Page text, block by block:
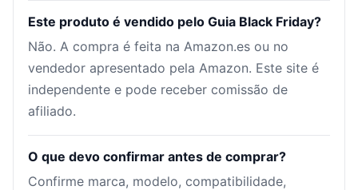
Este produto é vendido pelo Guia Black Friday?
Não. A compra é feita na Amazon.es ou no
vendedor apresentado pela Amazon. Este site é
independente e pode receber comissão de
afiliado.
O que devo confirmar antes de comprar?
Confirme marca, modelo, compatibilidade,